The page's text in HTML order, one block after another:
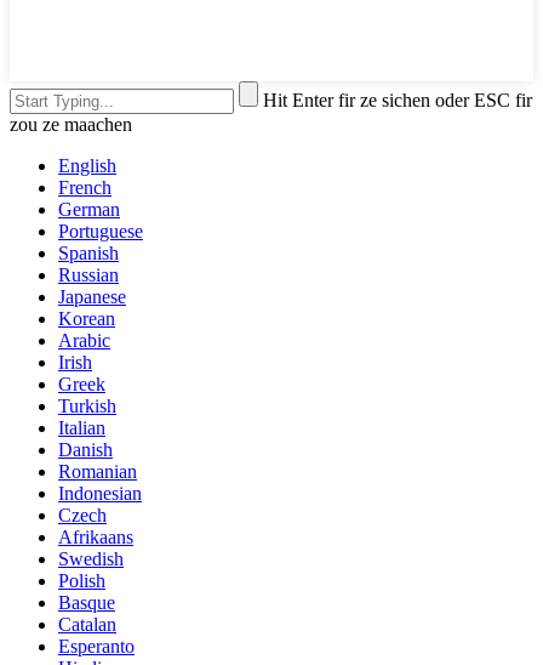
Hit Enter fir ze sichen oder ESC fir
zou ze maachen
English
French
German
Portuguese
Spanish
Russian
Japanese
Korean
Arabic
Irish
Greek
Turkish
Italian
Danish
Romanian
Indonesian
Czech
Afrikaans
Swedish
Polish
Basque
Catalan
Esperanto